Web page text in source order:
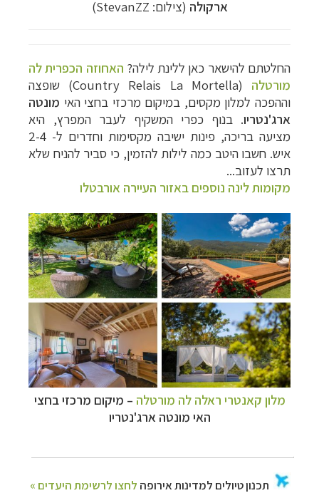
ארקולה (צילום: StevanZZ)
החלטתם להישאר כאן ללינת לילה? האחוזה הכפרית לה
מורטלה
(Country Relais La Mortella) שופצה
וההפכה למלון מקסים, במיקום מרכזי בחצי האי מונטה
ארג'נטריו. בנוף כפרי המשקיף לעבר המפרץ, היא
מציעה בריכה, פינות ישיבה מקסימות וחדרים ל- 2-4
איש. חשבו היטב כמה לילות להזמין, כי סביר להניח שלא
תרצו לעזוב...
מקומות לינה נוספים באזור העיירה אורבטלו
מלון קאנטרי ראלה לה מורטלה – מיקום מרכזי בחצי
האי מונטה ארג'נטריו